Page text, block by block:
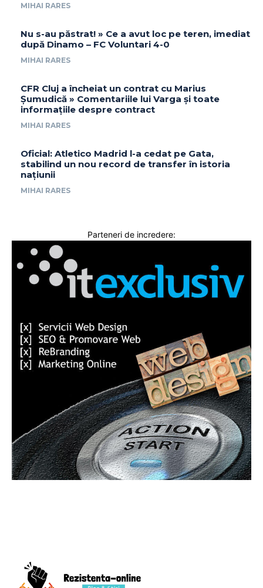
MIHAI RARES
Nu s-au păstrat! » Ce a avut loc pe teren, imediat
după Dinamo – FC Voluntari 4-0
MIHAI RARES
CFR Cluj a încheiat un contrat cu Marius
Șumudică » Comentariile lui Varga și toate
informațiile despre contract
MIHAI RARES
Oficial: Atletico Madrid l-a cedat pe Gata,
stabilind un nou record de transfer în istoria
națiunii
MIHAI RARES
Parteneri de incredere: